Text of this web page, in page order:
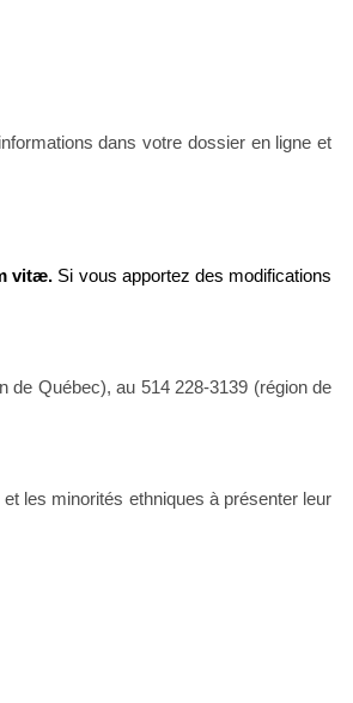
dans votre dossier en ligne et
vitæ. Si vous apportez des modifications
de Québec), au 514 228-3139 (région de
les minorités ethniques à présenter leur